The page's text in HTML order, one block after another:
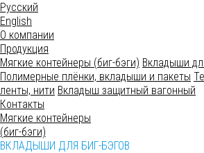
Русский
English
О компании
Продукция
Мягкие контейнеры (биг-бэги) Вкладыши
Полимерные плёнки, вкладыши и пакеты
ленты, нити Вкладыш защитный вагонный
Контакты
Мягкие контейнеры
(биг-бэги)
ВКЛАДЫШИ ДЛЯ БИГ-БЭГОВ